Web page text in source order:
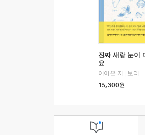
진짜 새랑 눈이
요
이이은 저
보리
15,300원